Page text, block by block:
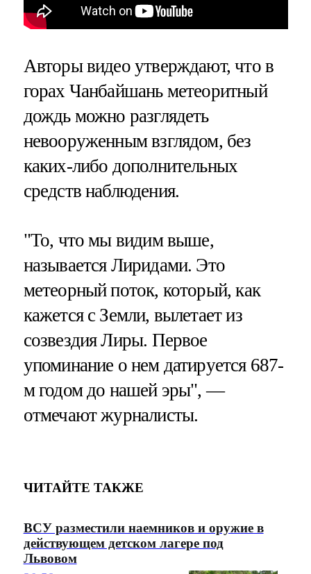
Авторы видео утверждают, что в
горах Чанбайшань метеоритный
дождь можно разглядеть
невооруженным взглядом, без
каких-либо дополнительных
средств наблюдения.
"То, что мы видим выше,
называется Лиридами. Это
метеорный поток, который, как
кажется с Земли, вылетает из
созвездия Лиры. Первое
упоминание о нем датируется 687-
м годом до нашей эры", —
отмечают журналисты.
ЧИТАЙТЕ ТАКЖЕ
ВСУ разместили наемников и оружие в
действующем детском лагере под
Львовом